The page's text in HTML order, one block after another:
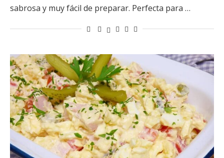
sabrosa y muy fácil de preparar. Perfecta para …